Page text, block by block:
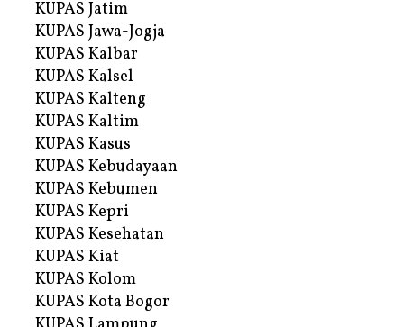
KUPAS Jatim
KUPAS Jawa-Jogja
KUPAS Kalbar
KUPAS Kalsel
KUPAS Kalteng
KUPAS Kaltim
KUPAS Kasus
KUPAS Kebudayaan
KUPAS Kebumen
KUPAS Kepri
KUPAS Kesehatan
KUPAS Kiat
KUPAS Kolom
KUPAS Kota Bogor